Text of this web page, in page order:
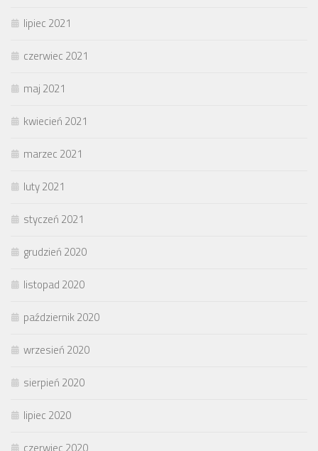
lipiec 2021
czerwiec 2021
maj 2021
kwiecień 2021
marzec 2021
luty 2021
styczeń 2021
grudzień 2020
listopad 2020
październik 2020
wrzesień 2020
sierpień 2020
lipiec 2020